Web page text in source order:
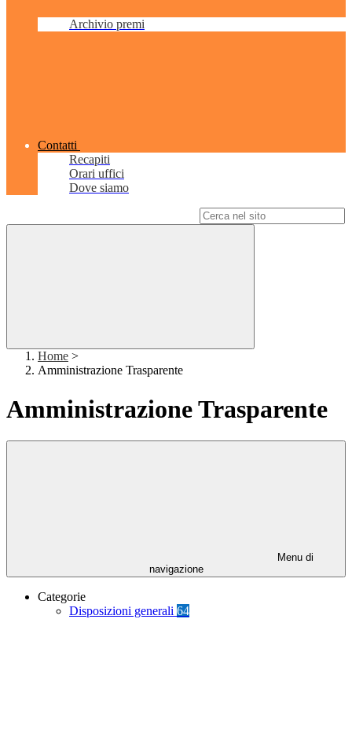
Archivio premi
Contatti
Recapiti
Orari uffici
Dove siamo
Home >
Amministrazione Trasparente
Amministrazione Trasparente
Menu di
navigazione
Categorie
Disposizioni generali 64